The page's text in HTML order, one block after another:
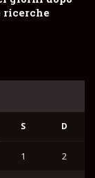
ricerche
S D
1 2